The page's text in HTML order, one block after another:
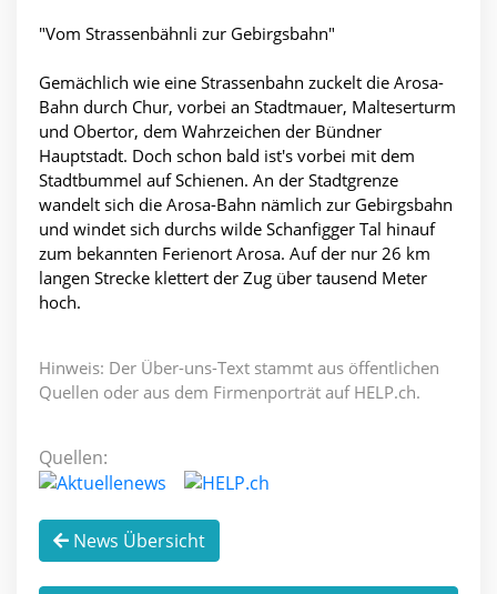
"Vom Strassenbähnli zur Gebirgsbahn"
Gemächlich wie eine Strassenbahn zuckelt die Arosa-
Bahn durch Chur, vorbei an Stadtmauer, Malteserturm
und Obertor, dem Wahrzeichen der Bündner
Hauptstadt. Doch schon bald ist's vorbei mit dem
Stadtbummel auf Schienen. An der Stadtgrenze
wandelt sich die Arosa-Bahn nämlich zur Gebirgsbahn
und windet sich durchs wilde Schanfigger Tal hinauf
zum bekannten Ferienort Arosa. Auf der nur 26 km
langen Strecke klettert der Zug über tausend Meter
hoch.
Hinweis: Der Über-uns-Text stammt aus öffentlichen
Quellen oder aus dem Firmenporträt auf HELP.ch.
Quellen:
News Übersicht